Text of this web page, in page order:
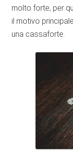
molto forte, per
il motivo
una cassaforte.